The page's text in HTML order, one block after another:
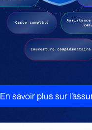
En savoir plus sur